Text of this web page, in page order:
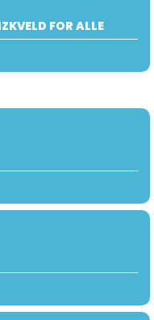
FOR ALLE